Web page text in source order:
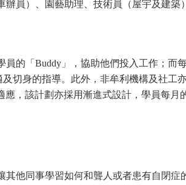
員）、園藝助理、技術員（屋宇及建築）
的「Buddy」，協助他們投入工作；而
切身的指導。此外，非牟利機構及社工
，該計劃亦採用漸進式設計，學員每月
其他同事學習如何和聾人或者患有自閉症